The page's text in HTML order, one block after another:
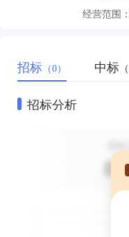
经营范围：
招标 （0） 中标
招标分析